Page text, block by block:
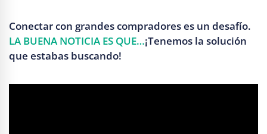
Conectar con grandes compradores es un desafío.
LA BUENA NOTICIA ES QUE…¡Tenemos la solución
que estabas buscando!